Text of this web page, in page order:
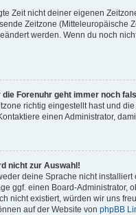
Zeit nicht deiner eigenen
Zeitzone (Mitteleuropäische
werden. Wenn du noch
Forenuhr geht immer noch
richtig eingestellt hast und
einen Administrator,
nicht zur Auswahl!
deine Sprache nicht
ggf. einen Board-Administrator,
nicht existiert, würden wir uns
auf der Website von phpBB